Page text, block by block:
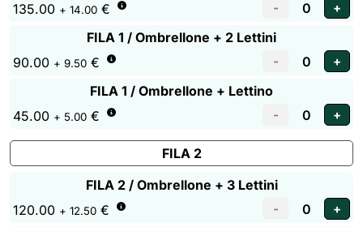
135.00 + 14.00 €
FILA 1 / Ombrellone + 2 Lettini
90.00 + 9.50 €
FILA 1 / Ombrellone + Lettino
45.00 + 5.00 €
FILA 2
FILA 2 / Ombrellone + 3 Lettini
120.00 + 12.50 €